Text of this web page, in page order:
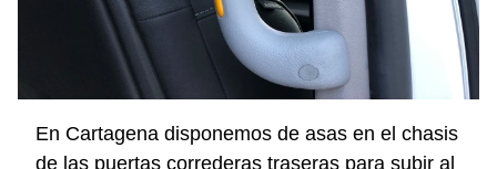
En Cartagena disponemos de asas en el chasis
de las puertas correderas traseras para subir al